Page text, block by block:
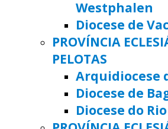
Westphalen
Diocese de
PROVÍNCIA
PELOTAS
Arquidiocese
Diocese de
Diocese do